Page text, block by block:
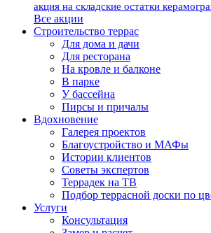
акция на складские остатки
Все акции
Строительство террас
Для дома и дачи
Для ресторана
На кровле и балконе
В парке
У бассейна
Пирсы и причалы
Вдохновение
Галерея проектов
Благоустройство и МАФы
Истории клиентов
Советы экспертов
Террадек на ТВ
Подбор террасной доски по
Услуги
Консультация